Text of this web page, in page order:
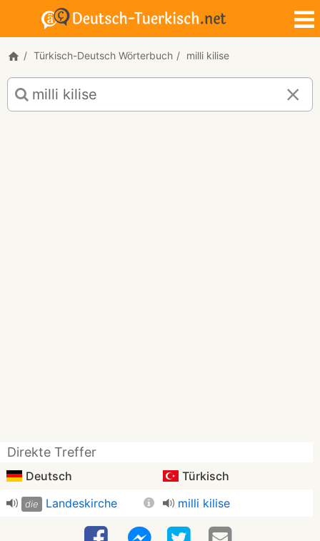
Türkisch-Deutsch Wörterbuch milli kilise
Türkisch-
Deutsch
Übersetzung
Direkte Treffer
Deutsch Türkisch
die Landeskirche milli kilise